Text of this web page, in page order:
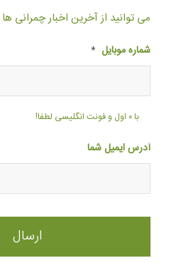
می توانید از آخرین اخبار چمرانی
شماره موبایل *
با ۰ اول و فونت انگلیسی لطفا!
آدرس ایمیل شما